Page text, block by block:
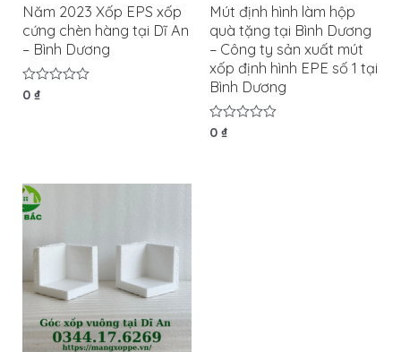
Năm 2023 Xốp EPS xốp
cứng chèn hàng tại Dĩ An
– Bình Dương
Được
0₫
Mút định hình làm hộp
quà tặng tại Bình Dương
– Công ty sản xuất mút
xốp định hình EPE số 1 tại
Bình Dương
Được
0 ₫